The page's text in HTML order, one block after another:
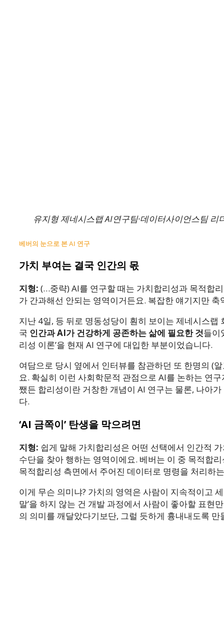
유지형 제네시스랩 AI연구팀·데이터사이언스팀
베버의 눈으로 본 AI 연구
가치 부여는 결국 인간의 몫
지형: (…중략) AI를 연구할 때는 가치합리성과 목적합
가 간과해선 안되는 영역이거든요. 복잡한 얘기지만
지난 4일, 등 뒤로 명동성당이 훤히 보이는 제네시스
국 인간과 AI가 건강하게 공존하는 삶에 필요한 것들이
리성 이론’을 현재 AI 연구에 대입한 부분이었습니다.
여담으로 당시 옆에서 인터뷰를 참관하던 또 한명의 (
요. 확실히 이런 사회학문적 관점으로 AI를 논하는 연
쨌든 합리성이란 거창한 개념이 AI 연구는 물론, 나아
다.
‘AI 금쪽이’ 탄생을 막으려면
지형: 쉽게 말해 가치합리성은 어떤 선택에서 인간적
수단을 찾아 행하는 영역이에요. 베버는 이 중 목적합
목적합리성 측면에서 주어진 데이터로 명령을 처리하
이게 무슨 의미냐? 가치의 영역은 사람이 지속적이고
말’을 하지 않는 건 개발 과정에서 사람이 좋아할 표
의 의미를 깨달았다기보단, 그럴 듯하게 흉내내도록 만